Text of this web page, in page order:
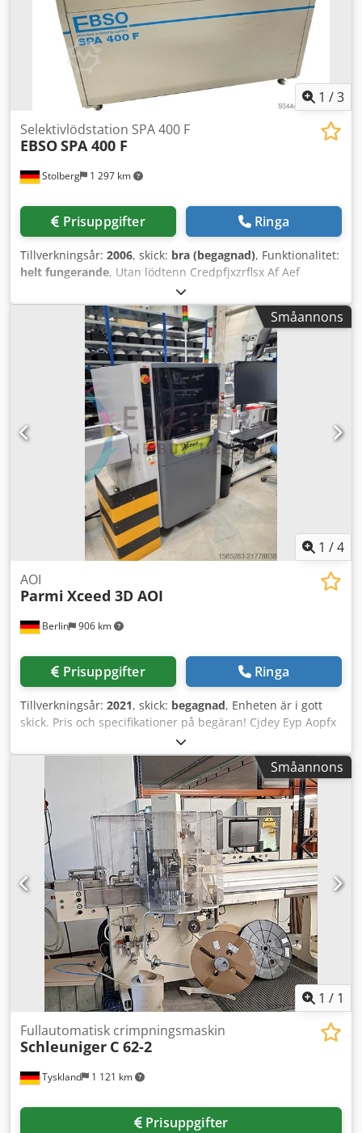
1 /3
Stolberg 1 297 km
Selektivlödstation SPA 400 F
EBSOSPA 400 F
Prisuppgifter Ringa
Tillverkningsår: 2006, skick: bra (begagnad), Funktionalitet:
helt fungerande, Utan lödtenn Credpfjxzrflsx Af Aef
Kvävehuv IR-förvärmning Enkel löddys 3 lödram Mjukvara
etc., manual Verktyg, reservdelskassett Ny kuggrem, nytt
skovelhjul för drivning installerat
Småannons
1 /4
Berlin 906 km
AOI
Parmi Xceed 3D AOI
Prisuppgifter Ringa
Tillverkningsår: 2021, skick: begagnad, Enheten är i gott
skick. Pris och specifikationer på begäran! Cjdey Eyp Aopfx
Småannons
1 / 1
Tyskland 1 121 km
Fullautomatisk crimpningsmaskin
Schleuniger C 62-2
Prisuppgifter